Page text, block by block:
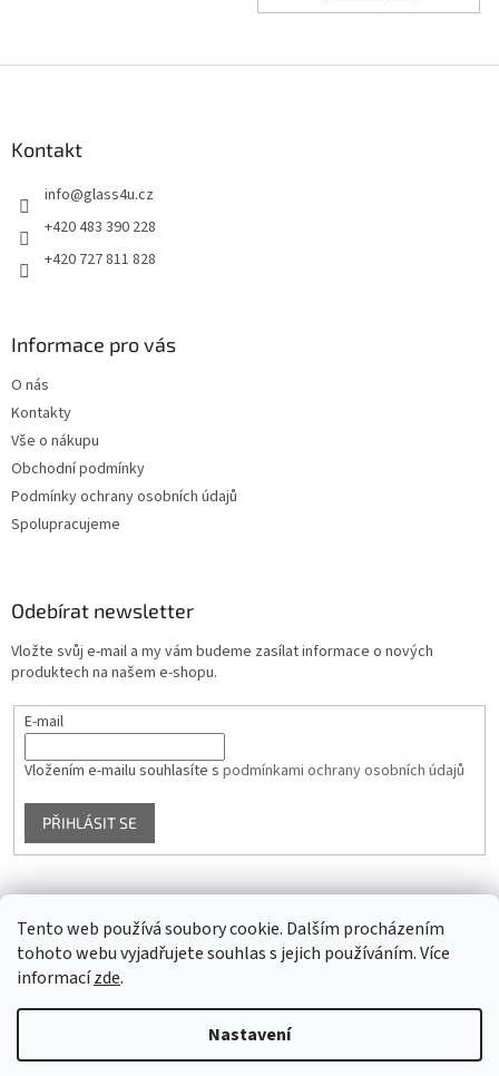
Tento web používá soubory cookie. Dalším procházením
tohoto webu vyjadřujete souhlas s jejich používáním. Více
informacízde.
Nastavení
Kontakt
info@glass4u.cz
+420 483 390 228
+420 727 811 828
Informace pro vás
O nás
Kontakty
Vše o nákupu
Obchodní podmínky
Podmínky ochrany osobních údajů
Spolupracujeme
Odebírat newsletter
Vložte svůj e-mail a my vám budeme zasílat informace o nových
produktech na našem e-shopu.
E-mail
Vložením e-mailu souhlasíte s podmínkami ochrany osobních údajů
PŘIHLÁSIT SE
Facebook